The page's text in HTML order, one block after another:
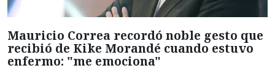
Mauricio Correa recordó noble gesto que
recibió de Kike Morandé cuando estuvo
enfermo: "me emociona"